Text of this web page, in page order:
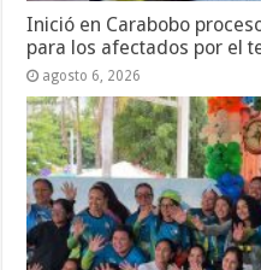
Inició en Carabobo
para los afectados por el
agosto 6, 2026